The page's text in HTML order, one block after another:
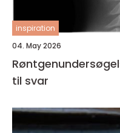
inspiration
04. May 2026
til svar